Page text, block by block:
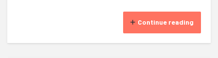
Continue reading